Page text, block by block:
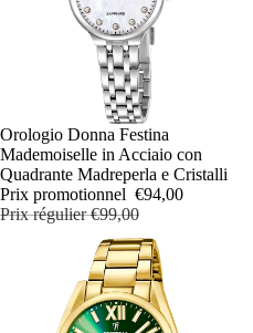
PROMOTION
Orologio Donna Festina
Mademoiselle in Acciaio con
Quadrante Madreperla e Cristalli
Prix promotionnel €94,00
Prix régulier€99,00